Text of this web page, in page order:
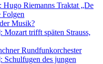
Riemanns Traktat „De
Folgen
Musik?
Mozart trifft späten Strauss,
Rundfunkorchester
Schulfugen des jungen